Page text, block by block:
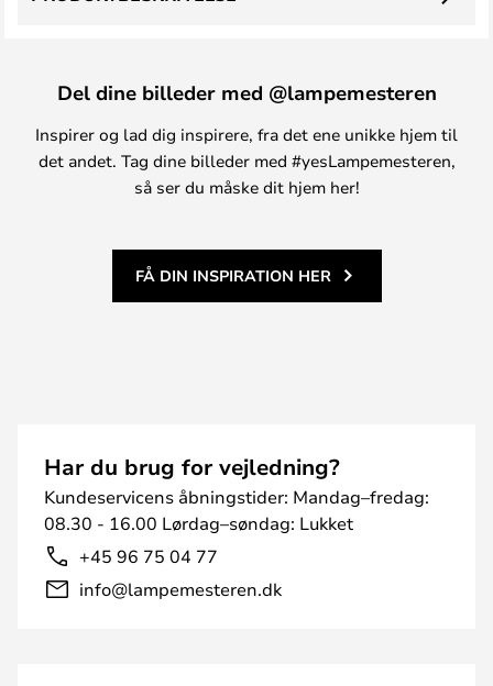
Del dine billeder med @lampemesteren
Inspirer og lad dig inspirere, fra det ene unikke hjem til
det andet. Tag dine billeder med #yesLampemesteren,
så ser du måske dit hjem her!
FÅ DIN INSPIRATION HER
Har du brug for vejledning?
Kundeservicens åbningstider: Mandag–fredag:
08.30 - 16.00 Lørdag–søndag: Lukket
+45 96 75 04 77
info@lampemesteren.dk